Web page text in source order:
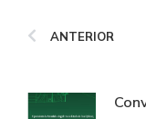
ANTERIOR